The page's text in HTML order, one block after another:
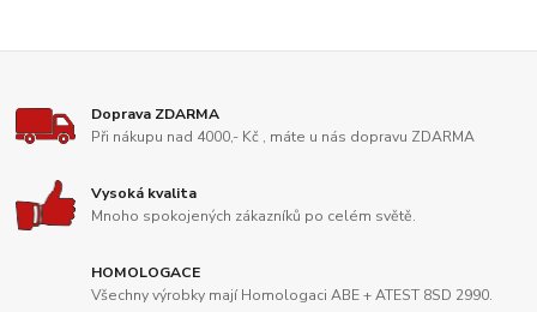
Doprava ZDARMA
Při nákupu nad 4000,- Kč , máte u nás dopravu ZDARMA
Vysoká kvalita
Mnoho spokojených zákazníků po celém světě.
HOMOLOGACE
Všechny výrobky mají Homologaci ABE + ATEST 8SD 2990.